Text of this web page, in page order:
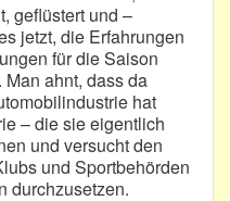
geflüstert und –
jetzt, die Erfahrungen
für die Saison
ahnt, dass da
hat
– die sie eigentlich
und versucht den
und Sportbehörden
durchzusetzen.